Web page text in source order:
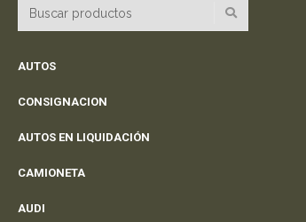
AUTOS
CONSIGNACION
AUTOS EN LIQUIDACIÓN
CAMIONETA
AUDI